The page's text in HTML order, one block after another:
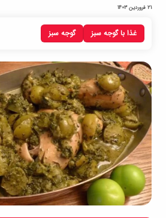
غذا با گوجه سبز گوجه سبز
21 فروردین 1403